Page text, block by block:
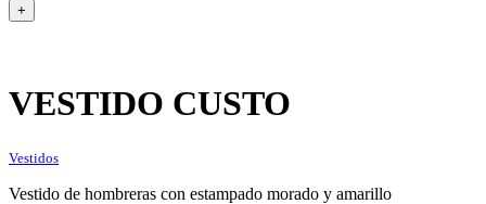
+
VESTIDO CUSTO
Vestidos
Vestido de hombreras con estampado morado y amarillo